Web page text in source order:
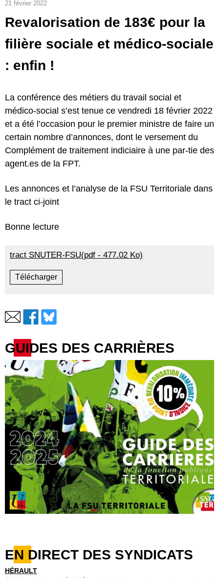
21 février 2022
Revalorisation de 183€ pour la
filière sociale et médico-sociale
: enfin !
La conférence des métiers du travail social et
médico-social s’est tenue ce vendredi 18 février 2022
et a été l’occasion pour le premier ministre de faire un
certain nombre d’annonces, dont le versement du
Complément de traitement indiciaire à une par-tie des
agent.es de la FPT.
Les annonces et l’analyse de la FSU Territoriale dans
le tract ci-joint
Bonne lecture
tract SNUTER-FSU(pdf - 477.02 Ko)
Télécharger
GUIDES DES CARRIÈRES
EN DIRECT DES SYNDICATS
HÉRAULT